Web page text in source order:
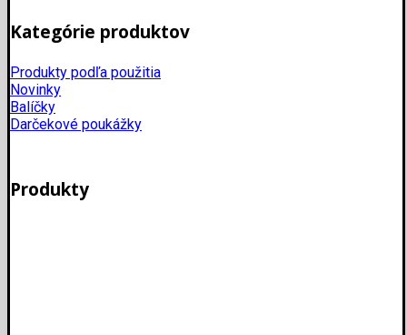
Kategórie produktov
Produkty podľa použitia
Novinky
Balíčky
Darčekové poukážky
Produkty